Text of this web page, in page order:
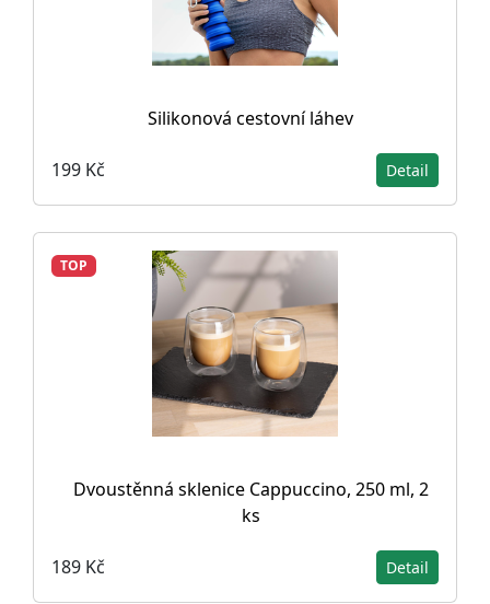
Silikonová cestovní láhev
199 Kč Detail
TOP
Dvoustěnná sklenice Cappuccino, 250 ml, 2
ks
189 Kč Detail